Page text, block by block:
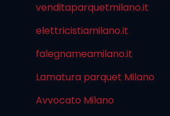
venditaparquetmilano.it
elettricistiamilano.it
falegnameamilano.it
Lamatura parquet Milano
Avvocato Milano